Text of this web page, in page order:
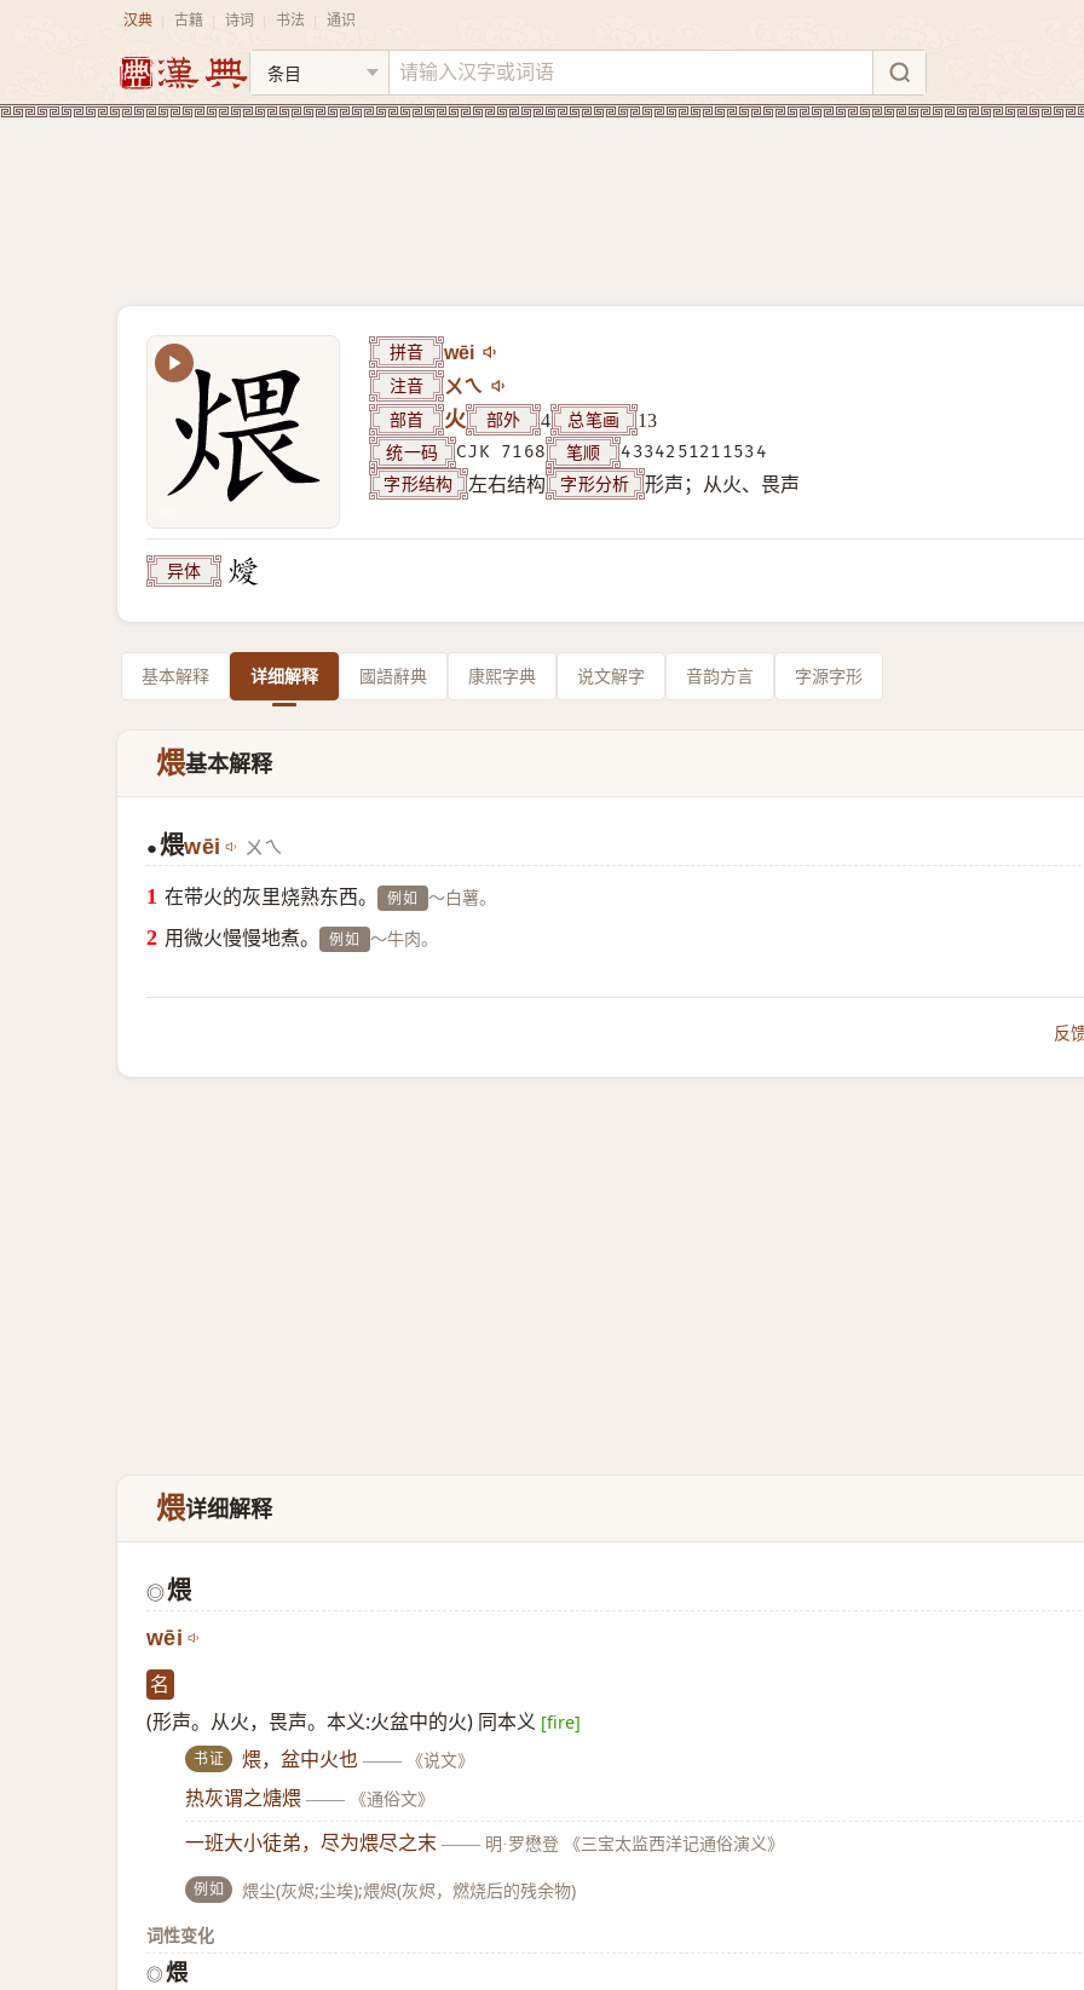
汉典 古籍 诗词 书法 通识
拼音 wēi
注音 ㄨㄟ
部首 火 部外 4 总笔画 13
统一码 CJK 7168 笔顺 4334251211534
字形结构 左右结构 字形分析 形声；从火、畏声
异体
基本解释 详细解释 國語辭典 康熙字典 说文解字 音韵方言 字源字形
煨基本解释
● 煨wēi ㄨㄟ
在带火的灰里烧熟东西。 例如 ～白薯。
用微火慢慢地煮。 例如 ～牛肉。
反
煨详细解释
◎煨
wēi
名
(形声。从火，畏声。本义:火盆中的火) 同本义 [fire]
书证 煨，盆中火也 —— 《说文》
热灰谓之煻煨 —— 《通俗文》
一班大小徒弟，尽为煨尽之末 —— 明·罗懋登 《三宝太监西洋记通俗演义》
例如
煨尘(灰烬;尘埃);煨烬(灰烬，燃烧后的残余物)
词性变化
◎ 煨